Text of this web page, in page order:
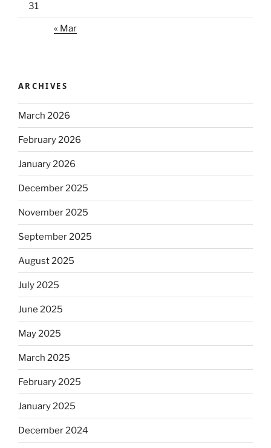
31
« Mar
ARCHIVES
March 2026
February 2026
January 2026
December 2025
November 2025
September 2025
August 2025
July 2025
June 2025
May 2025
March 2025
February 2025
January 2025
December 2024